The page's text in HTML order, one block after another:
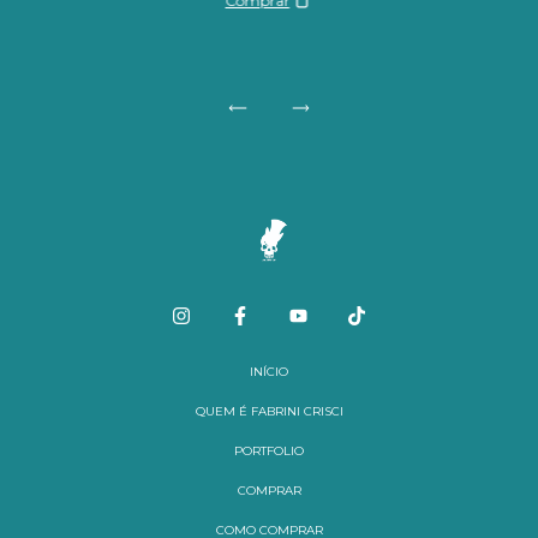
INÍCIO
QUEM É FABRINI CRISCI
PORTFOLIO
COMPRAR
COMO COMPRAR